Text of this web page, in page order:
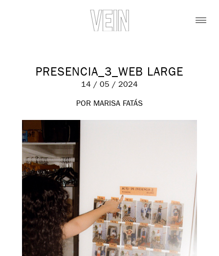
PRESENCIA_3_WEB LARGE
14 / 05 / 2024
POR MARISA FATÁS